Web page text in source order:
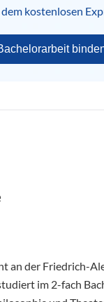
kostenlosen
an der Friedrich-
im 2-fach